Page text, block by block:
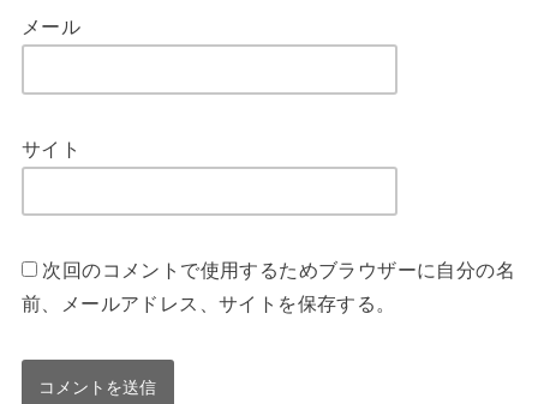
メール
サイト
次回のコメントで使用するためブラウザーに自分の名
前、メールアドレス、サイトを保存する。